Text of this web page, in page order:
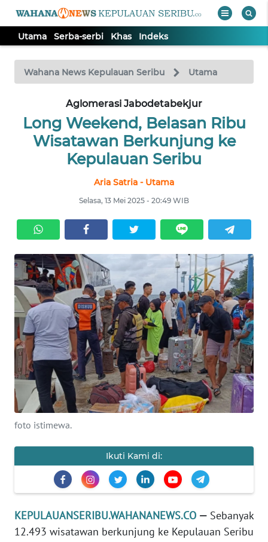
Utama Serba-serbi Khas Indeks
Wahana News Kepulauan Seribu Utama
Aglomerasi Jabodetabekjur
Long Weekend, Belasan Ribu
Wisatawan Berkunjung ke
Kepulauan Seribu
Aria Satria - Utama
Selasa, 13 Mei 2025 - 20:49 WIB
foto istimewa.
Ikuti Kami di:
KEPULAUANSERIBU.WAHANANEWS.CO — Sebanyak
12.493 wisatawan berkunjung ke Kepulauan Seribu
TV
Tutup
SERBA-
Informasi
INDEKS
BERITA
KONTAK
KAMI
INFO
IKLAN
TENTANG
KAMI
PEDOMAN
SIBER
KARIR